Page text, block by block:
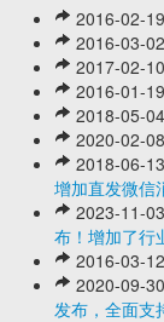
2016-02-
2016-03-
2017-02-
2016-01-
2018-05-
2020-02-
2018-06-
增加直发微信
2023-11-
布！增加了行
2016-03-
2020-09-
发布，全面支